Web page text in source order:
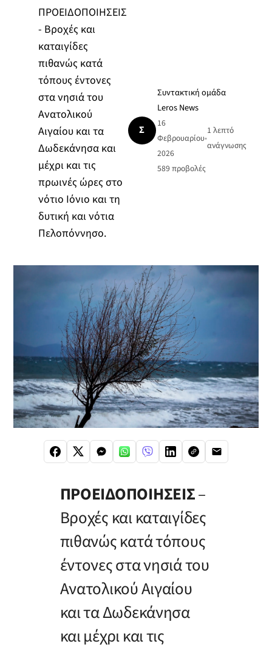
ΠΡΟΕΙΔΟΠΟΙΗΣΕΙΣ
- Βροχές και
καταιγίδες
πιθανώς κατά
τόπους έντονες
στα νησιά του
Ανατολικού
Αιγαίου και τα
Δωδεκάνησα και
μέχρι και τις
πρωινές ώρες στο
νότιο Ιόνιο και τη
δυτική και νότια
Πελοπόννησο.
Σ
Συντακτική ομάδα
Leros News
16
Φεβρουαρίου
2026
•
1 λεπτό
ανάγνωσης
589 προβολές
ΠΡΟΕΙΔΟΠΟΙΗΣΕΙΣ–
Βροχές και καταιγίδες
πιθανώς κατά τόπους
έντονες στα νησιά του
Ανατολικού Αιγαίου
και τα Δωδεκάνησα
και μέχρι και τις